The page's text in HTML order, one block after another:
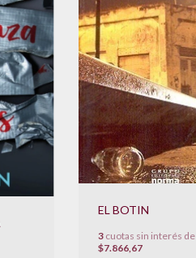
EL BOTIN
3cuotas sin interés de
$7.866,67